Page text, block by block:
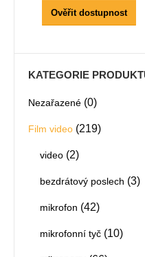
Ověřit dostupnost
KATEGORIE
Nezařazené (0)
Film video (219)
video (2)
bezdrátový poslech (3)
mikrofon (42)
mikrofonní tyč (10)